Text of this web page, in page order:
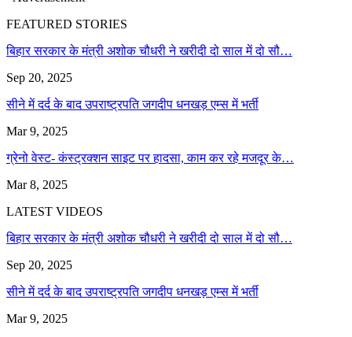
FEATURED STORIES
बिहार सरकार के मंत्री अशोक चौधरी ने खरीदी दो साल में दो सौ…
Sep 20, 2025
सीने में दर्द के बाद उपराष्ट्रपति जगदीप धनखड़ एम्स में भर्ती
Mar 9, 2025
ग्रेनो वेस्ट- कंस्ट्रक्शन साइट पर हादसा, काम कर रहे मजदूर के…
Mar 8, 2025
LATEST VIDEOS
बिहार सरकार के मंत्री अशोक चौधरी ने खरीदी दो साल में दो सौ…
Sep 20, 2025
सीने में दर्द के बाद उपराष्ट्रपति जगदीप धनखड़ एम्स में भर्ती
Mar 9, 2025